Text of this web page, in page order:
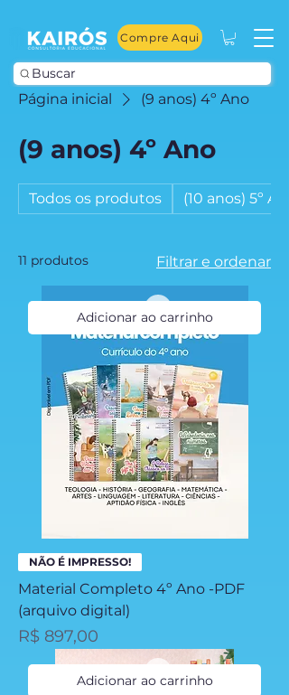
Compre Aqui
Buscar
Página inicial (9 anos) 4º Ano
(9 anos) 4º Ano
Todos os produtos (10 anos) 5º Ano
11 produtos Filtrar e ordenar
Adicionar ao carrinho
NÃO É IMPRESSO!
Material Completo 4º Ano -PDF
(arquivo digital)
Preço
R$ 897,00
Adicionar ao carrinho